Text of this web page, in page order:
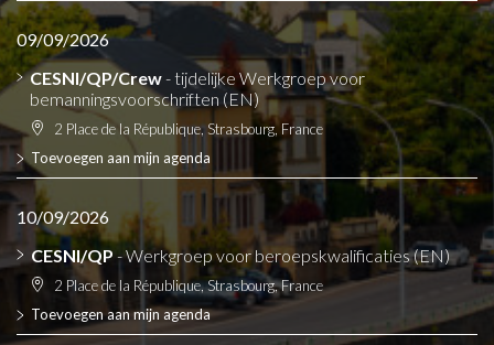
09/09/2026
CESNI/QP/Crew- tijdelijke Werkgroep voor
bemanningsvoorschriften (EN)
2 Place de la République, Strasbourg, France
Toevoegen aan mijn agenda
10/09/2026
CESNI/QP- Werkgroep voor beroepskwalificaties (EN)
2 Place de la République, Strasbourg, France
Toevoegen aan mijn agenda